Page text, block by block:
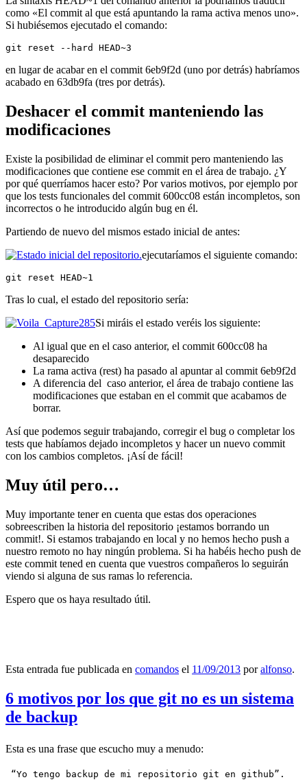
como «El commit al que está apuntando la rama activa menos uno».
Si hubiésemos ejecutado el comando:
git reset --hard HEAD~3
en lugar de acabar en el commit 6eb9f2d (uno por detrás) habríamos
acabado en 63db9fa (tres por detrás).
Deshacer el commit manteniendo las
modificaciones
Existe la posibilidad de eliminar el commit pero manteniendo las
modificaciones que contiene ese commit en el área de trabajo. ¿Y
por qué querríamos hacer esto? Por varios motivos, por ejemplo por
que los tests funcionales del commit 600cc08 están incompletos, son
incorrectos o he introducido algún bug en él.
Partiendo de nuevo del mismos estado inicial de antes:
ejecutaríamos el siguiente comando:
git reset HEAD~1
Tras lo cual, el estado del repositorio sería:
Si miráis el estado veréis los siguiente:
Al igual que en el caso anterior, el commit 600cc08 ha
desaparecido
La rama activa (rest) ha pasado al apuntar al commit 6eb9f2d
A diferencia del caso anterior, el área de trabajo contiene las
modificaciones que estaban en el commit que acabamos de
borrar.
Así que podemos seguir trabajando, corregir el bug o completar los
tests que habíamos dejado incompletos y hacer un nuevo commit
con los cambios completos. ¡Así de fácil!
Muy útil pero…
Muy importante tener en cuenta que estas dos operaciones
sobreescriben la historia del repositorio ¡estamos borrando un
commit!. Si estamos trabajando en local y no hemos hecho push a
nuestro remoto no hay ningún problema. Si ha habéis hecho push de
este commit tened en cuenta que vuestros compañeros lo seguirán
viendo si alguna de sus ramas lo referencia.
Espero que os haya resultado útil.
Esta entrada fue publicada en comandos el 11/09/2013 poralfonso.
6 motivos por los que git no es un sistema
de backup
Esta es una frase que escucho muy a menudo:
“Yo tengo backup de mi repositorio git en github”.